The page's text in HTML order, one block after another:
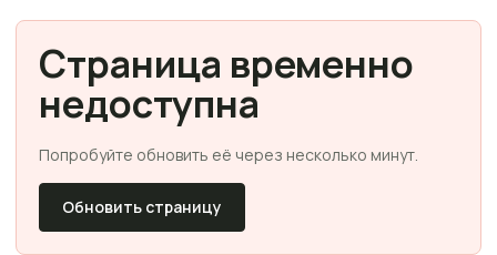
Страница временно
недоступна
Попробуйте обновить её через несколько минут.
Обновить страницу